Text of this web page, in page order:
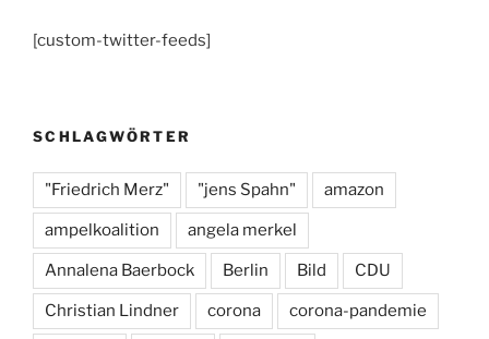
e
o
o
k
a
gr
m
e
s
y
[custom-twitter-feeds]
SCHLAGWÖRTER
"Friedrich Merz" "jens Spahn" amazon
ampelkoalition angela merkel
Annalena Baerbock Berlin Bild CDU
Christian Lindner corona corona-pandemie